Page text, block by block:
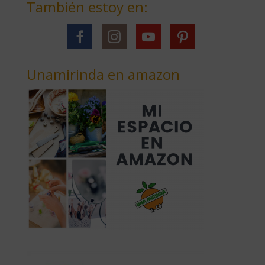
También estoy en:
Unamirinda en amazon